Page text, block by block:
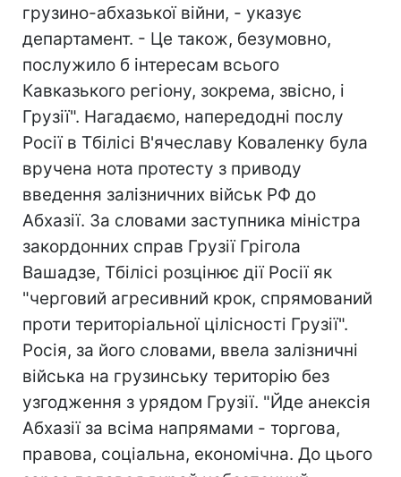
грузино-абхазької війни, - указує
департамент. - Це також, безумовно,
послужило б інтересам всього
Кавказького регіону, зокрема, звісно, і
Грузії". Нагадаємо, напередодні послу
Росії в Тбілісі В'ячеславу Коваленку була
вручена нота протесту з приводу
введення залізничних військ РФ до
Абхазії. За словами заступника міністра
закордонних справ Грузії Грігола
Вашадзе, Тбілісі розцінює дії Росії як
"черговий агресивний крок, спрямований
проти територіальної цілісності Грузії".
Росія, за його словами, ввела залізничні
війська на грузинську територію без
узгодження з урядом Грузії. "Йде анексія
Абхазії за всіма напрямами - торгова,
правова, соціальна, економічна. До цього